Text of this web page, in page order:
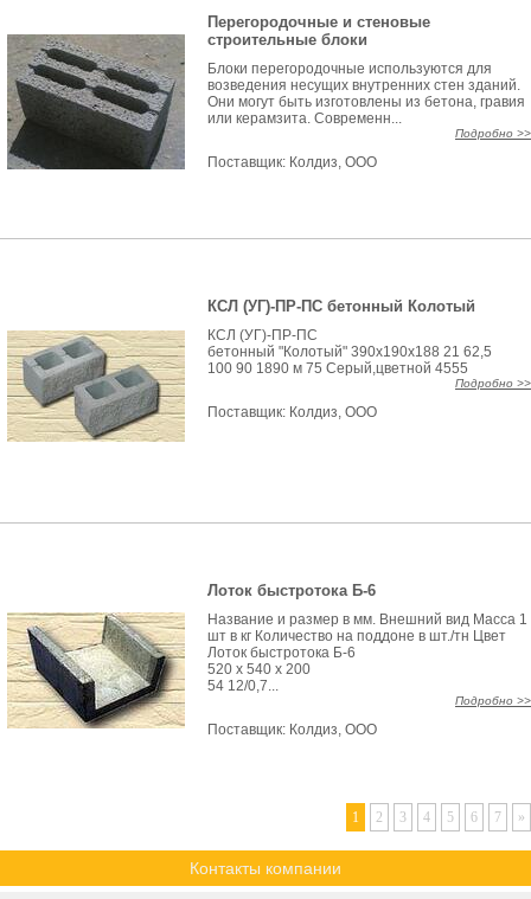
Перегородочные и стеновые
строительные блоки
Блоки перегородочные используются для
возведения несущих внутренних стен зданий.
Они могут быть изготовлены из бетона, гравия
или керамзита. Современн...
Подробно >>
Поставщик: Колдиз, ООО
КСЛ (УГ)-ПР-ПС бетонный Колотый
КСЛ (УГ)-ПР-ПС
бетонный "Колотый" 390x190x188 21 62,5
100 90 1890 м 75 Серый,цветной 4555
Подробно >>
Поставщик: Колдиз, ООО
Лоток быстротока Б-6
Название и размер в мм. Внешний вид Масса 1
шт в кг Количество на поддоне в шт./тн Цвет
Лоток быстротока Б-6
520 x 540 x 200
54 12/0,7...
Подробно >>
Поставщик: Колдиз, ООО
1 2 3 4 5 6 7 »
Контакты компании